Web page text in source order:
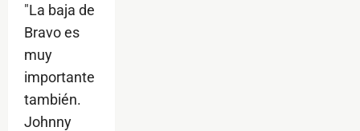
"La baja de
Bravo es
muy
importante
también.
Johnny